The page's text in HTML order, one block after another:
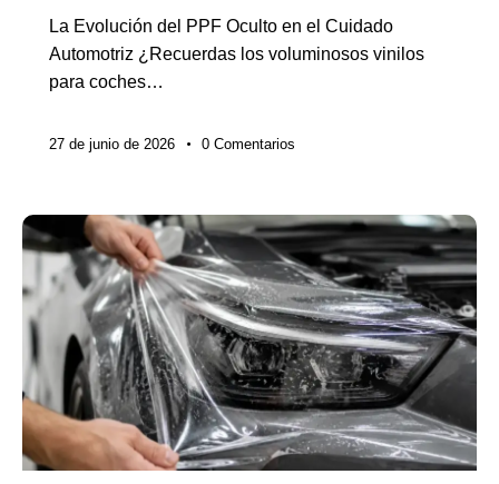
La Evolución del PPF Oculto en el Cuidado
Automotriz ¿Recuerdas los voluminosos vinilos
para coches…
27 de junio de 2026 0 Comentarios